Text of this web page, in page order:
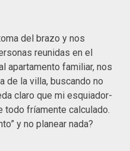
del brazo y nos
reunidas en el
apartamento familiar, nos
de la villa, buscando no
claro que mi esquiador-
fríamente calculado.
y no planear nada?